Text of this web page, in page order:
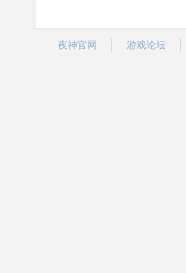
夜神官网 游戏论坛